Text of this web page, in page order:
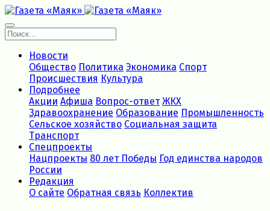
Новости
Общество Политика Экономика Спорт
Происшествия Культура
Подробнее
Акции Афиша Вопрос-ответ ЖКХ
Здравоохранение Образование Промышленность
Сельское хозяйство Социальная защита
Транспорт
Спецпроекты
Нацпроекты 80 лет Победы Год единства народов
России
Редакция
О сайте Обратная связь Коллектив